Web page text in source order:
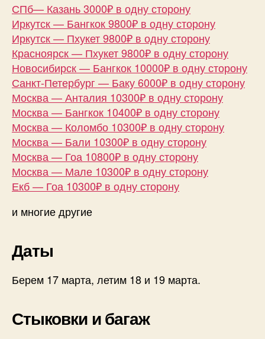
одну
сторону
СПб— Казань 3000₽ в одну сторону
Иркутск — Бангкок 9800₽ в одну сторону
Иркутск — Пхукет 9800₽ в одну сторону
Красноярск — Пхукет 9800₽ в одну сторону
Новосибирск — Бангкок 10000₽ в одну сторону
Санкт-Петербург — Баку 6000₽ в одну сторону
Москва — Анталия 10300₽ в одну сторону
Москва — Бангкок 10400₽ в одну сторону
Москва — Коломбо 10300₽ в одну сторону
Москва — Бали 10300₽ в одну сторону
Москва — Гоа 10800₽ в одну сторону
Москва — Мале 10300₽ в одну сторону
Екб — Гоа 10300₽ в одну сторону
и многие другие
Даты
Берем 17 марта, летим 18 и 19 марта.
Стыковки и багаж